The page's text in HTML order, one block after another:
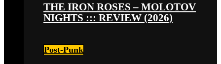
THE IRON ROSES – MOLOTOV
NIGHTS ::: REVIEW (2026)
Post-Punk